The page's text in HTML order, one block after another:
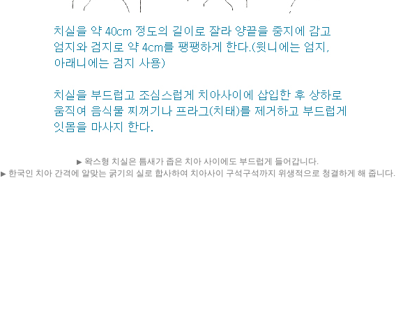
▶ 왁스형 치실은 틈새가 좁은 치아 사이에도 부드럽게 들어갑니다.
▶한국인 치아 간격에 알맞는 굵기의 실로 합사하여 치아사이 구석구석까지 위생적으로 청결하게 해 줍니다.